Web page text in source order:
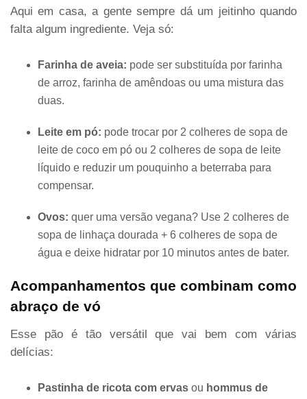
Aqui em casa, a gente sempre dá um jeitinho quando
falta algum ingrediente. Veja só:
Farinha de aveia: pode ser substituída por farinha
de arroz, farinha de amêndoas ou uma mistura das
duas.
Leite em pó: pode trocar por 2 colheres de sopa de
leite de coco em pó ou 2 colheres de sopa de leite
líquido e reduzir um pouquinho a beterraba para
compensar.
Ovos: quer uma versão vegana? Use 2 colheres de
sopa de linhaça dourada + 6 colheres de sopa de
água e deixe hidratar por 10 minutos antes de bater.
Acompanhamentos que combinam como
abraço de vó
Esse pão é tão versátil que vai bem com várias
delícias:
Pastinha de ricota com ervas ou hommus de